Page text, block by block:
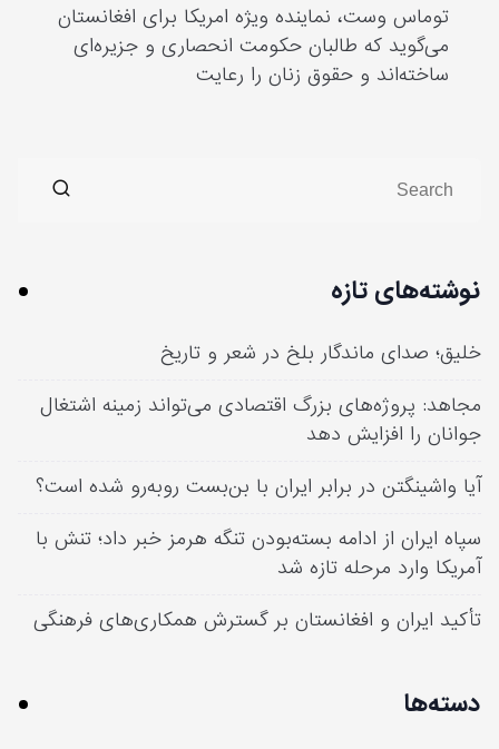
توماس وست، نماینده ویژه امریکا برای افغانستان
می‌گوید که طالبان حکومت انحصاری و جزیره‌ای
ساخته‌اند و حقوق زنان را رعایت
نوشته‌های تازه
خلیق؛ صدای ماندگار بلخ در شعر و تاریخ
مجاهد: پروژه‌های بزرگ اقتصادی می‌تواند زمینه اشتغال
جوانان را افزایش دهد
آیا واشینگتن در برابر ایران با بن‌بست روبه‌رو شده است؟
سپاه ایران از ادامه بسته‌بودن تنگه هرمز خبر داد؛ تنش با
آمریکا وارد مرحله تازه شد
تأکید ایران و افغانستان بر گسترش همکاری‌های فرهنگی
دسته‌ها